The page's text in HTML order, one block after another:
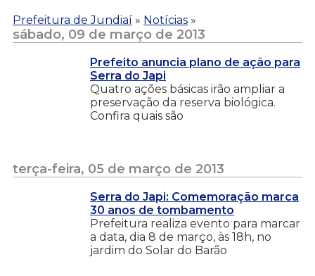
Prefeitura de Jundiaí » Notícias »
sábado, 09 de março de 2013
Prefeito anuncia plano de ação para
Serra do Japi
Quatro ações básicas irão ampliar a
preservação da reserva biológica.
Confira quais são
terça-feira, 05 de março de 2013
Serra do Japi: Comemoração marca
30 anos de tombamento
Prefeitura realiza evento para marcar
a data, dia 8 de março, às 18h, no
jardim do Solar do Barão